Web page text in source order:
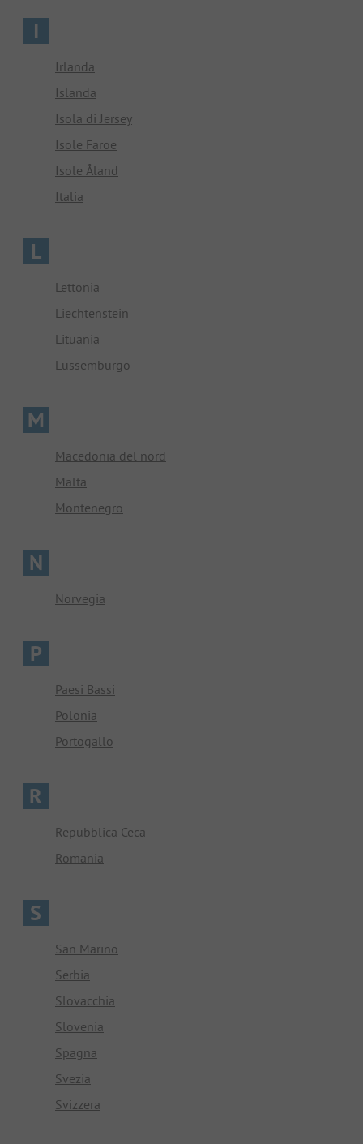
I
Irlanda
Islanda
Isola di Jersey
Isole Faroe
Isole Åland
Italia
L
Lettonia
Liechtenstein
Lituania
Lussemburgo
M
Macedonia del nord
Malta
Montenegro
N
Norvegia
P
Paesi Bassi
Polonia
Portogallo
R
Repubblica Ceca
Romania
S
San Marino
Serbia
Slovacchia
Slovenia
Spagna
Svezia
Svizzera